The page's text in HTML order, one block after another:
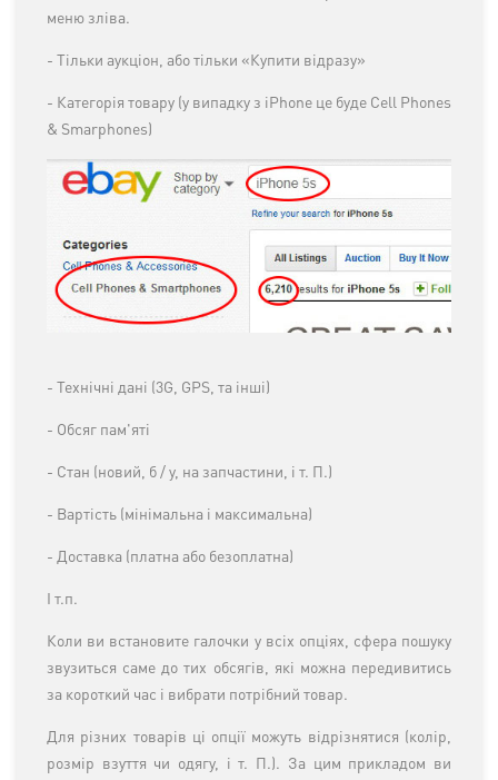
меню зліва.
- Тільки аукціон, або тільки «Купити відразу»
- Категорія товару (у випадку з iPhone це буде Cell Phones
& Smarphones)
- Технічні дані (3G, GPS, та інші)
- Обсяг пам'яті
- Стан (новий, б / у, на запчастини, і т. П.)
- Вартість (мінімальна і максимальна)
- Доставка (платна або безоплатна)
І т.п.
Коли ви встановите галочки у всіх опціях, сфера пошуку
звузиться саме до тих обсягів, які можна передивитись
за короткий час і вибрати потрібний товар.
Для різних товарів ці опції можуть відрізнятися (колір,
розмір взуття чи одягу, і т. П.). За цим прикладом ви